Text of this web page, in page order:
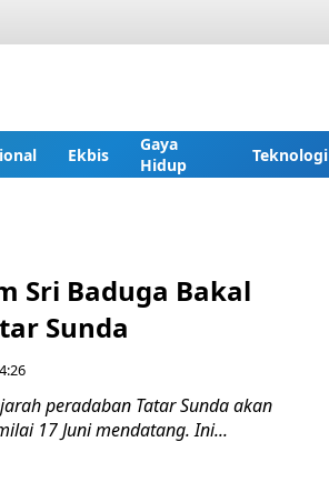
Ekbis
Gaya
Hidup
Teknologi
Sri Baduga Bakal
Sunda
peradaban Tatar Sunda akan
17 Juni mendatang. Ini...